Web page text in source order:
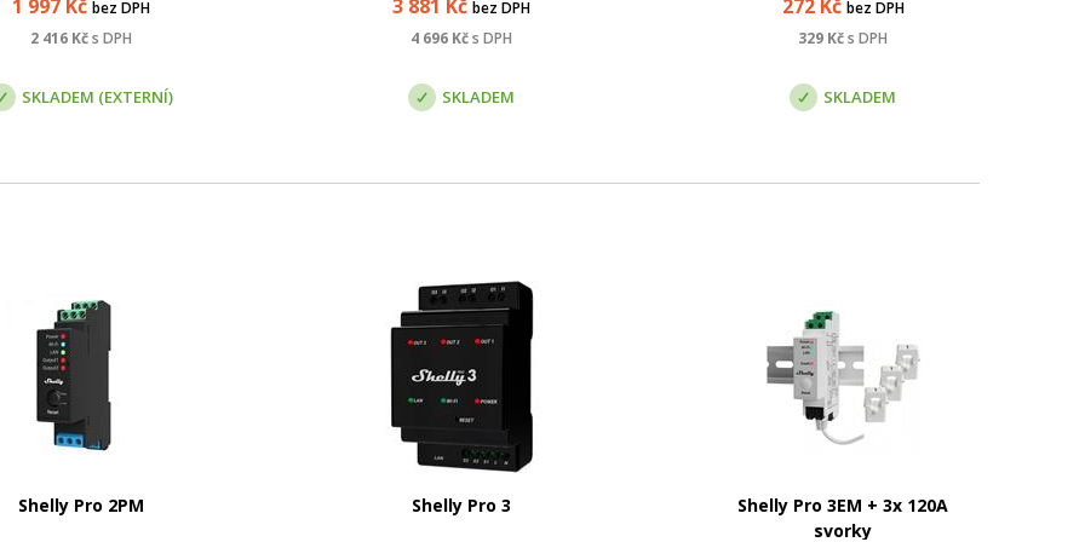
MR200 umožňuje sdílet
LTE síť s více bezdrátovými
1 997Kč bez DPH
2 416Kč s DPH
SKLADEM (EXTERNÍ)
Integruje ty nejmodernější síťové
technologie pro poskytnutí
3 881 Kč bez DPH
4 696 Kčs DPH
SKLADEM
základě jejich blízkosti.
Podporuje formáty telemetrie
272Kč bez DPH
329 Kčs DPH
SKLADEM
Shelly Pro 2PM Shelly Pro 3
Shelly Pro 3EM + 3x 120A
svorky